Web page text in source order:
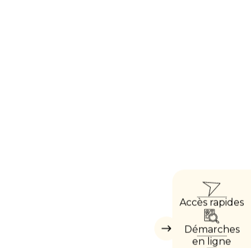
Masquer
Accès rapides
Démarches
en ligne